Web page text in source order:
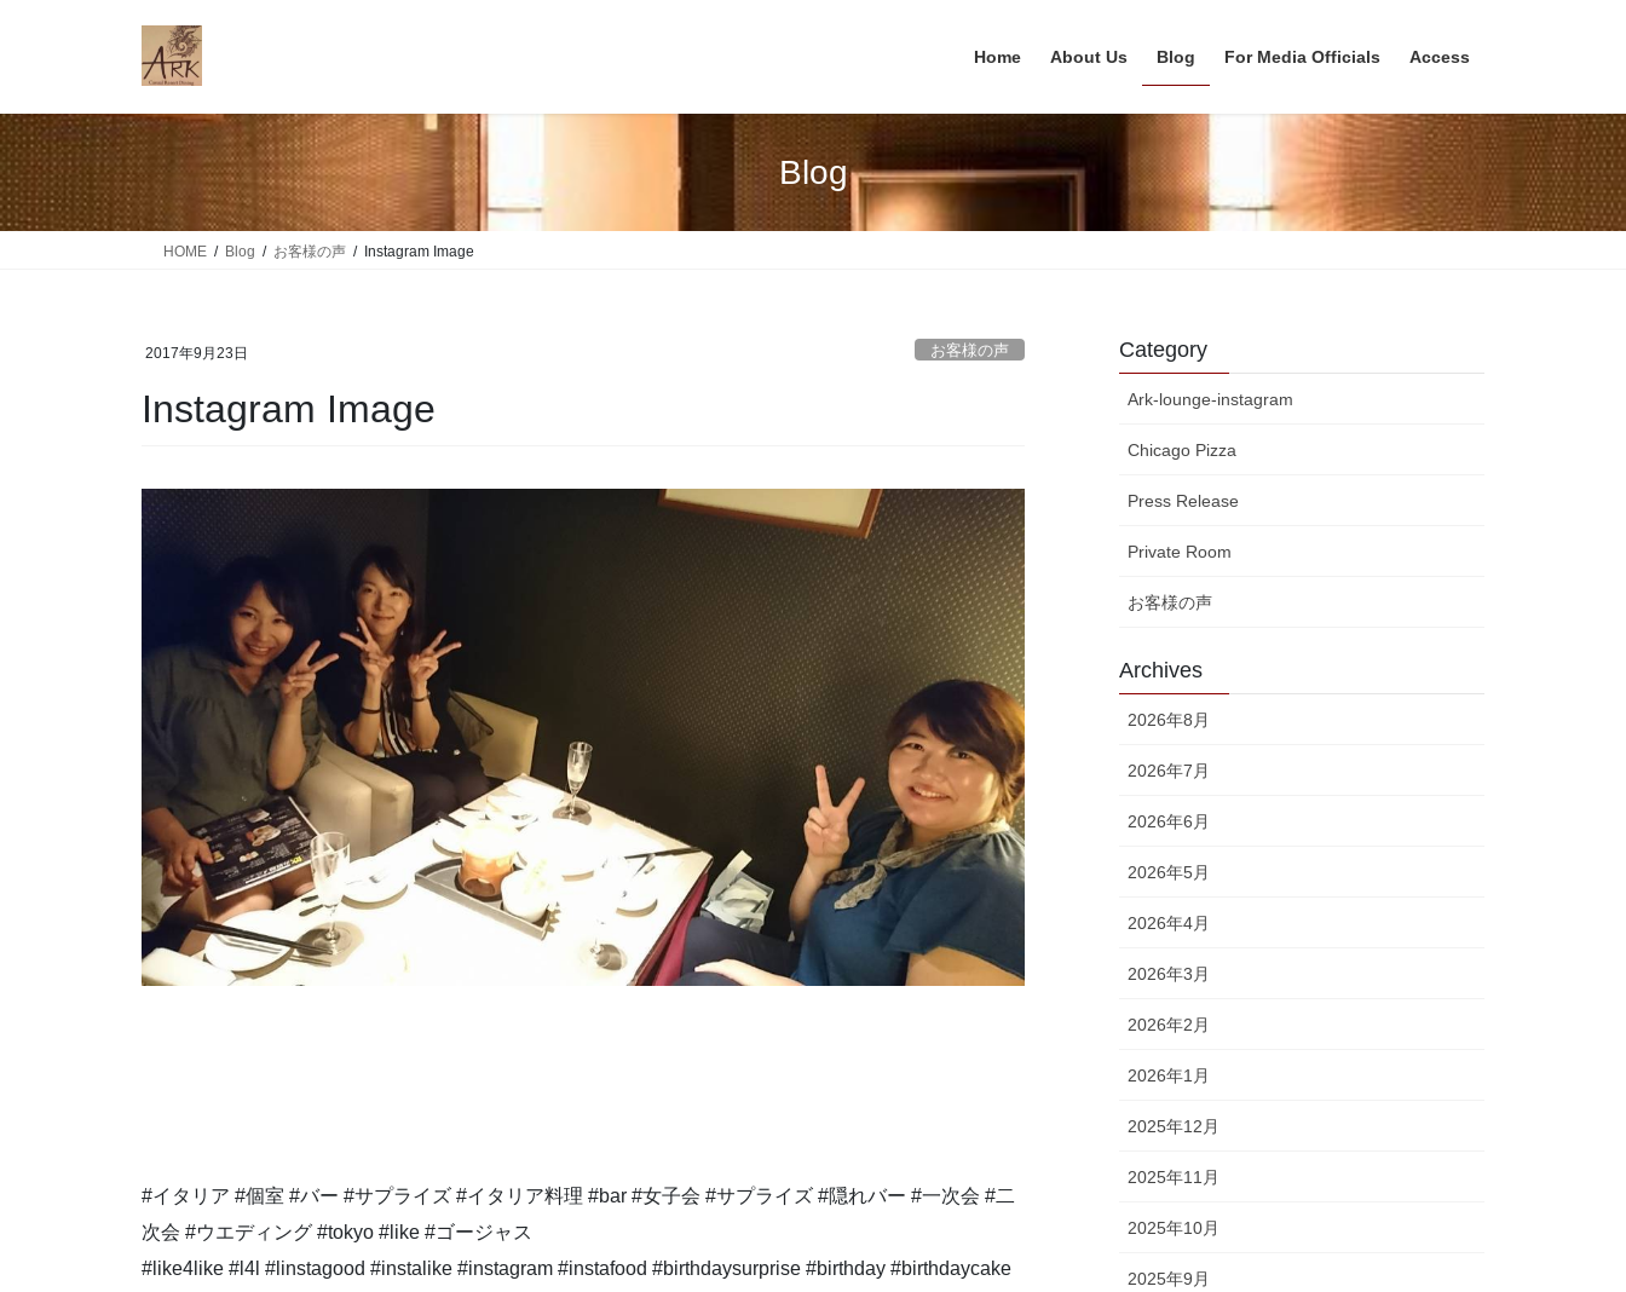
ツ
に
移
動
シ
ョ
ン
に
Home About Us Blog For Media Officials Access
Blog
HOME Blog お客様の声 Instagram Image
2017年9月23日 お客様の声
Instagram Image
#イタリア #個室 #バー #サプライズ #イタリア料理 #bar #女子会 #サプライズ #隠れバー #一次会 #二
次会 #ウエディング #tokyo #like #ゴージャス
#like4like #l4l #linstagood #instalike #instagram #instafood #birthdaysurprise #birthday #birthdaycake
Category
Ark-lounge-instagram
Chicago Pizza
Press Release
Private Room
お客様の声
Archives
2026年8月
2026年7月
2026年6月
2026年5月
2026年4月
2026年3月
2026年2月
2026年1月
2025年12月
2025年11月
2025年10月
2025年9月